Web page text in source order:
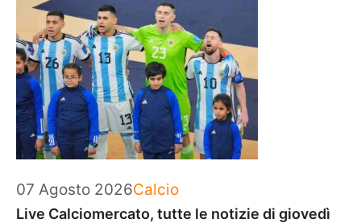
07 Agosto 2026Categorie
Calcio
Live Calciomercato, tutte le notizie di giovedì